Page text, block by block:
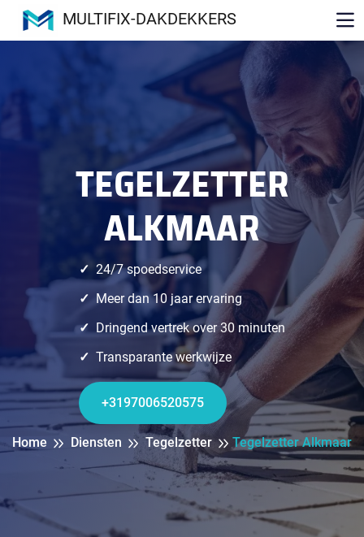
MULTIFIX-DAKDEKKERS
TEGELZETTER
ALKMAAR
24/7 spoedservice
Meer dan 10 jaar ervaring
Dringend vertrek over 30 minuten
Transparante werkwijze
+3197006520575
Home Diensten Tegelzetter Tegelzetter Alkmaar